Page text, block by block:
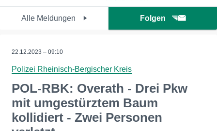
Alle Meldungen Folgen
22.12.2023 – 09:10
Polizei Rheinisch-Bergischer Kreis
POL-RBK: Overath - Drei Pkw
mit umgestürztem Baum
kollidiert - Zwei Personen